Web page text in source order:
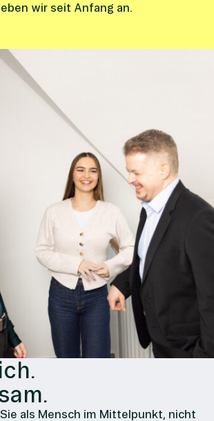
wir seit Anfang an.
als Mensch im Mittelpunkt, nicht